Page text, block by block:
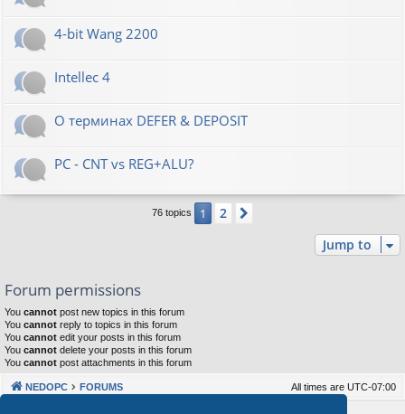
4-bit Wang 2200
Intellec 4
О терминах DEFER & DEPOSIT
PC - CNT vs REG+ALU?
76 topics 1 2
Jump to
Forum permissions
You cannot post new topics in this forum
You cannot reply to topics in this forum
You cannot edit your posts in this forum
You cannot delete your posts in this forum
You cannot post attachments in this forum
NEDOPC FORUMS All times are UTC-07:00